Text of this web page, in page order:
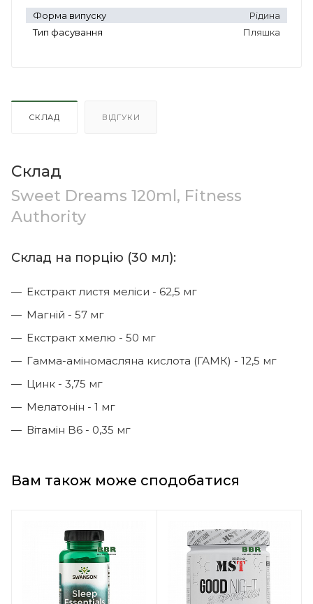
Форма випуску
Рідина
Тип фасування
Пляшка
СКЛАД ВІДГУКИ
Склад
Sweet Dreams 120ml, Fitness
Authority
Склад на порцію (30 мл):
Екстракт листя меліси - 62,5 мг
Магній - 57 мг
Екстракт хмелю - 50 мг
Гамма-аміномасляна кислота (ГАМК) - 12,5 мг
Цинк - 3,75 мг
Мелатонін - 1 мг
Вітамін B6 - 0,35 мг
Вам також може сподобатися